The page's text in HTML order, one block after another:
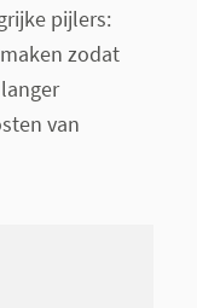
pijlers:
zodat
van